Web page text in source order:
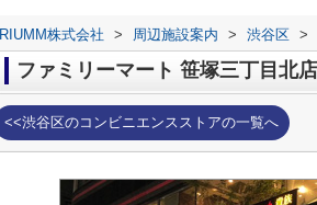
RIUMM株式会社 > 周辺施設案内 > 渋谷区 >
ファミリーマート 笹塚三丁目北店
<<渋谷区のコンビニエンスストアの一覧へ